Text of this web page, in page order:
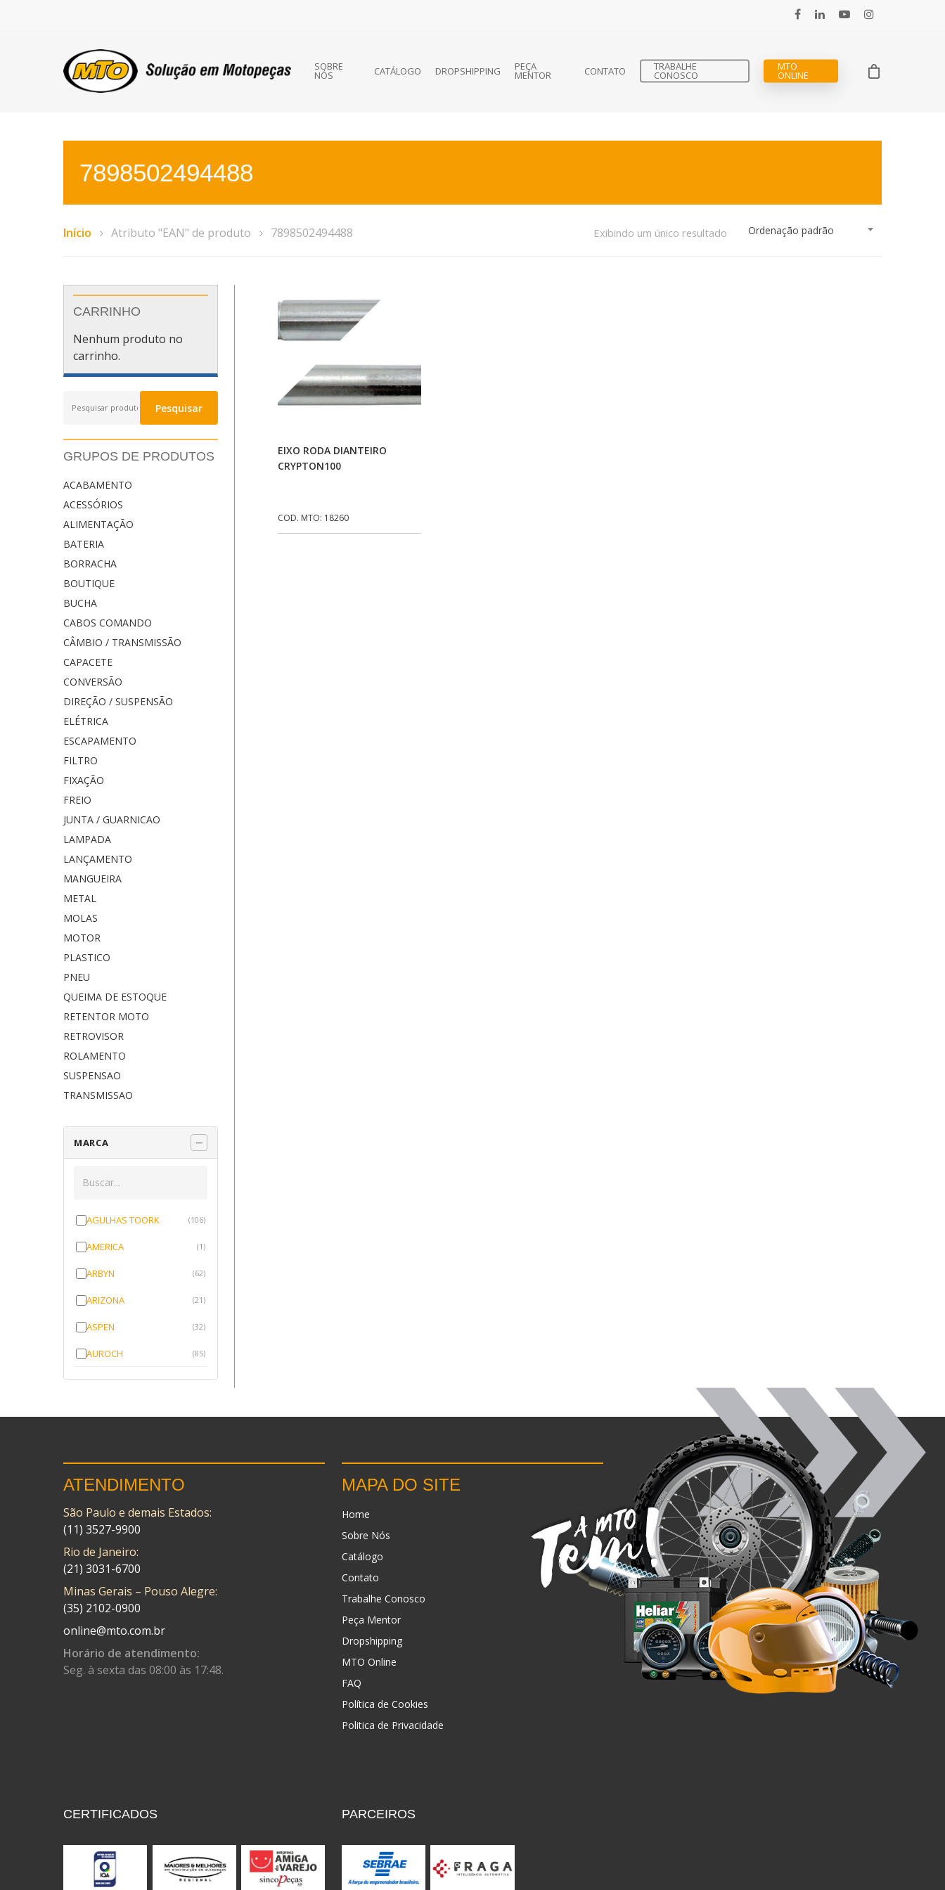
SOBRE
NÓS CATÁLOGO DROPSHIPPING PEÇA
MENTOR CONTATO TRABALHE
CONOSCO
MTO
ONLINE
7898502494488
Ordenação padrão
Exibindo um único resultado
Início Atributo "EAN" de produto 7898502494488
CARRINHO
Nenhum produto no
carrinho.
por:
Pesquisar
GRUPOS DE PRODUTOS
ACABAMENTO
ACESSÓRIOS
ALIMENTAÇÃO
BATERIA
BORRACHA
BOUTIQUE
BUCHA
CABOS COMANDO
CÂMBIO / TRANSMISSÃO
CAPACETE
CONVERSÃO
DIREÇÃO / SUSPENSÃO
ELÉTRICA
ESCAPAMENTO
FILTRO
FIXAÇÃO
FREIO
JUNTA / GUARNICAO
LAMPADA
LANÇAMENTO
MANGUEIRA
METAL
MOLAS
MOTOR
PLASTICO
PNEU
QUEIMA DE ESTOQUE
RETENTOR MOTO
RETROVISOR
ROLAMENTO
SUSPENSAO
TRANSMISSAO
MARCA
AGULHAS TOORK (106)
AMERICA (1)
ARBYN (62)
ARIZONA (21)
ASPEN (32)
AUROCH (85)
AURORENSE (143)
CAWU (10)
CISER
CMP (10)
COMETA
CONTROL FLEX (92)
CPL IMPORT
DANIDREA (160)
DIVERSOS
DOMINATOR (64)
Adicionar Ao Carrinho
EIXO RODA DIANTEIRO
CRYPTON100
COD. MTO: 18260
ATENDIMENTO
São Paulo e demais Estados:
(11) 3527-9900
Rio de Janeiro:
(21) 3031-6700
Minas Gerais – Pouso Alegre:
(35) 2102-0900
online@mto.com.br
Horário de atendimento:
Seg. à sexta das 08:00 às 17:48.
MAPA DO SITE
Home
Sobre Nós
Catálogo
Contato
Trabalhe Conosco
Peça Mentor
Dropshipping
MTO Online
FAQ
Política de Cookies
Politica de Privacidade
CERTIFICADOS PARCEIROS